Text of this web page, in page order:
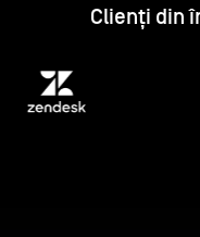
Clienți din